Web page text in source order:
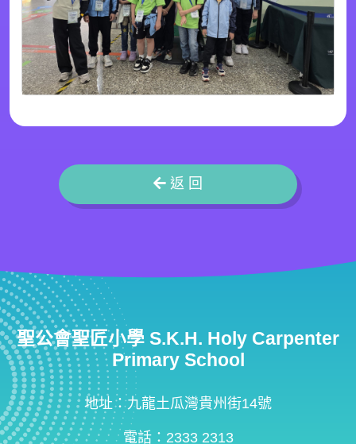
返 回
聖公會聖匠小學 S.K.H. Holy Carpenter
Primary School
地址：九龍土瓜灣貴州街14號
電話：2333 2313